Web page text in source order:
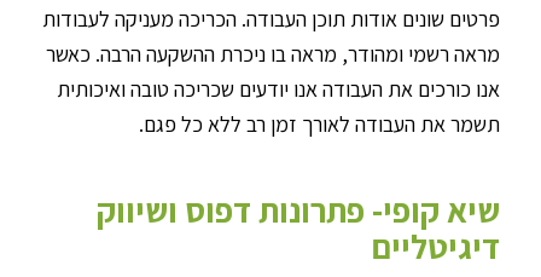
פרטים שונים אודות תוכן העבודה. הכריכה מעניקה לעבודות
מראה רשמי ומהודר, מראה בו ניכרת ההשקעה הרבה. כאשר
אנו כורכים את העבודה אנו יודעים שכריכה טובה ואיכותית
תשמר את העבודה לאורך זמן רב ללא כל פגם.
שיא קופי- פתרונות דפוס ושיווק
דיגיטליים